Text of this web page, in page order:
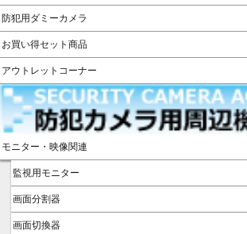
防犯用ダミーカメラ
お買い得セット商品
アウトレットコーナー
モニター・映像関連
監視用モニター
画面分割器
画面切換器